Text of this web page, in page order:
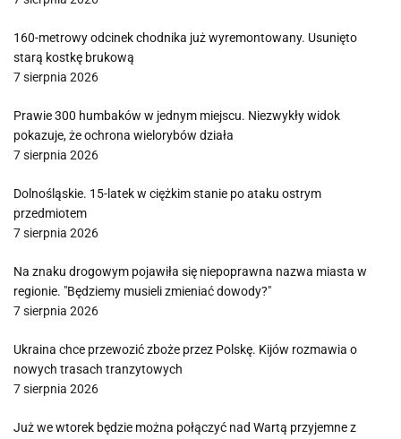
160-metrowy odcinek chodnika już wyremontowany. Usunięto
starą kostkę brukową
7 sierpnia 2026
Prawie 300 humbaków w jednym miejscu. Niezwykły widok
pokazuje, że ochrona wielorybów działa
7 sierpnia 2026
Dolnośląskie. 15-latek w ciężkim stanie po ataku ostrym
przedmiotem
7 sierpnia 2026
Na znaku drogowym pojawiła się niepoprawna nazwa miasta w
regionie. "Będziemy musieli zmieniać dowody?"
7 sierpnia 2026
Ukraina chce przewozić zboże przez Polskę. Kijów rozmawia o
nowych trasach tranzytowych
7 sierpnia 2026
Już we wtorek będzie można połączyć nad Wartą przyjemne z